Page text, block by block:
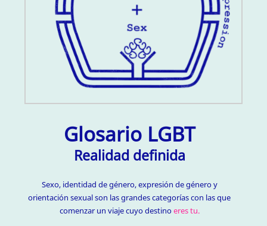
Glosario LGBT
Realidad definida
Sexo, identidad de género, expresión de género y
orientación sexual son las grandes categorías con las que
comenzar un viaje cuyo destinoeres tu.